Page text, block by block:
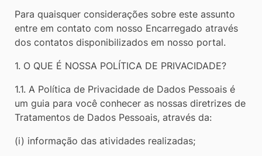
Para quaisquer considerações sobre este assunto
entre em contato com nosso Encarregado através
dos contatos disponibilizados em nosso portal.
1. O QUE É NOSSA POLÍTICA DE PRIVACIDADE?
1.1. A Política de Privacidade de Dados Pessoais é
um guia para você conhecer as nossas diretrizes de
Tratamentos de Dados Pessoais, através da:
(i) informação das atividades realizadas;